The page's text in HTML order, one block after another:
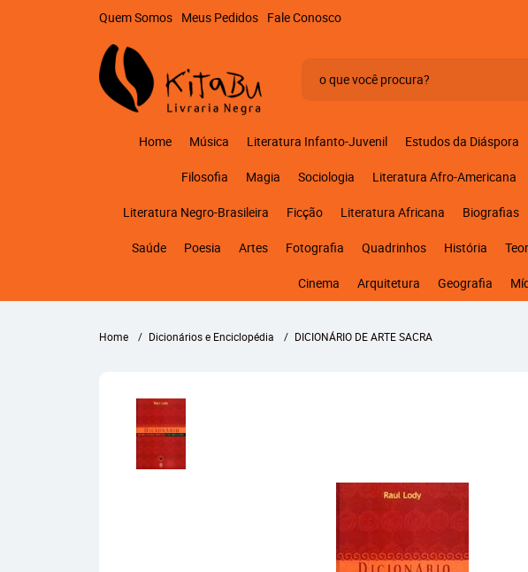
Quem Somos Meus Pedidos Fale Conosco
Home Música Literatura Infanto-Juvenil Estudos da Diáspora
Filosofia Magia Sociologia Literatura Afro-Americana
Literatura Negro-Brasileira Ficção Literatura Africana Biografias
Saúde Poesia Artes Fotografia Quadrinhos História
Cinema Arquitetura Geografia
Home Dicionários e Enciclopédia DICIONÁRIO DE ARTE SACRA